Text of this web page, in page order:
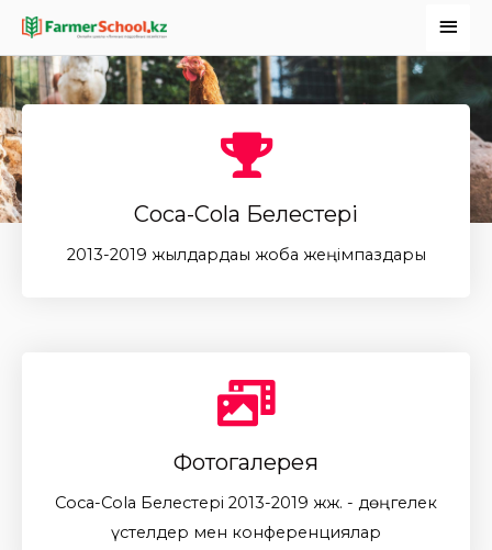
Coca-Cola Белестері
2013-2019 жылдардағы жоба жеңімпаздары
Фотогалерея
Coca-Cola Белестері 2013-2019 жж.​ - дөңгелек
үстелдер мен конференциялар